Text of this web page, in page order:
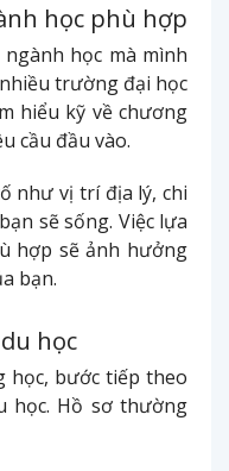
học phù hợp
học mà mình
trường đại học
hiểu kỹ về chương
cầu đầu vào.
như vị trí địa lý, chi
sẽ sống. Việc lựa
hợp sẽ ảnh hưởng
bạn.
học
học, bước tiếp theo
học. Hồ sơ thường